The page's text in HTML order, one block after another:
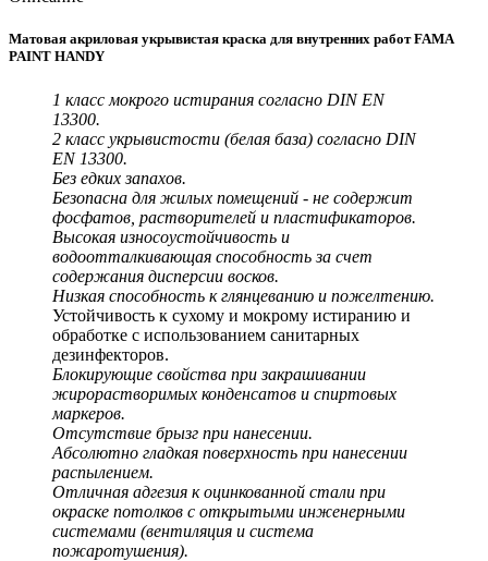
Матовая акриловая укрывистая краска для внутренних работ FAMA
PAINT HANDY
1 класс мокрого истирания согласно DIN EN
13300.
2 класс укрывистости (белая база) согласно DIN
EN 13300.
Без едких запахов.
Безопасна для жилых помещений - не содержит
фосфатов, растворителей и пластификаторов.
Высокая износоустойчивость и
водоотталкивающая способность за счет
содержания дисперсии восков.
Низкая способность к глянцеванию и пожелтению.
Устойчивость к сухому и мокрому истиранию и
обработке с использованием санитарных
дезинфекторов.
Блокирующие свойства при закрашивании
жирорастворимых конденсатов и спиртовых
маркеров.
Отсутствие брызг при нанесении.
Абсолютно гладкая поверхность при нанесении
распылением.
Отличная адгезия к оцинкованной стали при
окраске потолков с открытыми инженерными
системами (вентиляция и система
пожаротушения).